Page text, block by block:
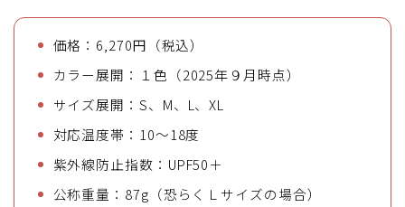
価格：6,270円（税込）
カラー展開：１色（2025年９月時点）
サイズ展開：S、M、L、XL
対応温度帯：10～18度
紫外線防止指数：UPF50＋
公称重量：87g（恐らくＬサイズの場合）